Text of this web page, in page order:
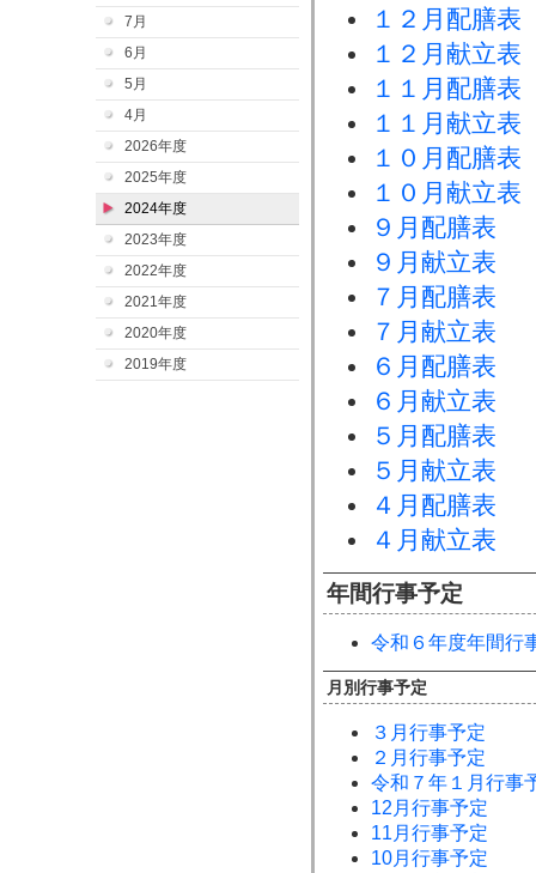
7月
6月
5月
4月
2026年度
2025年度
2024年度
2023年度
2022年度
2021年度
2020年度
2019年度
１２月配膳表
１２月献立表
１１月配膳表
１１月献立表
１０月配膳表
１０月献立表
９月配膳表
９月献立表
７月配膳表
７月献立表
６月配膳表
６月献立表
５月配膳表
５月献立表
４月配膳表
４月献立表
年間行事予定
令和６年度年間行
月別行事予定
３月行事予定
２月行事予定
令和７年１月行事
12月行事予定
11月行事予定
10月行事予定